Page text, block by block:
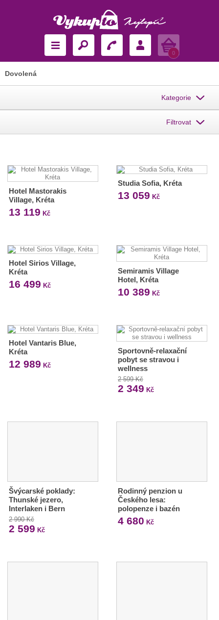
Košík
0
Dovolená
Kategorie
Filtrovat
Hotel Mastorakis
Village, Kréta
13 119 Kč
Studia Sofia, Kréta
13 059 Kč
Hotel Sirios Village,
Kréta
16 499 Kč
Semiramis Village
Hotel, Kréta
10 389 Kč
Hotel Vantaris Blue,
Kréta
12 989 Kč
Sportovně-relaxační
pobyt se stravou i
wellness
2 599 Kč
2 349 Kč
Švýcarské poklady:
Thunské jezero,
Interlaken i Bern
2 990 Kč
2 599 Kč
Rodinný penzion u
Českého lesa:
polopenze i bazén
4 680 Kč